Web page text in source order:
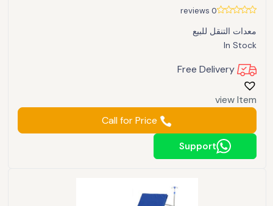
0 reviews
معدات التنقل للبيع
In Stock
Free Delivery
view Item
Support